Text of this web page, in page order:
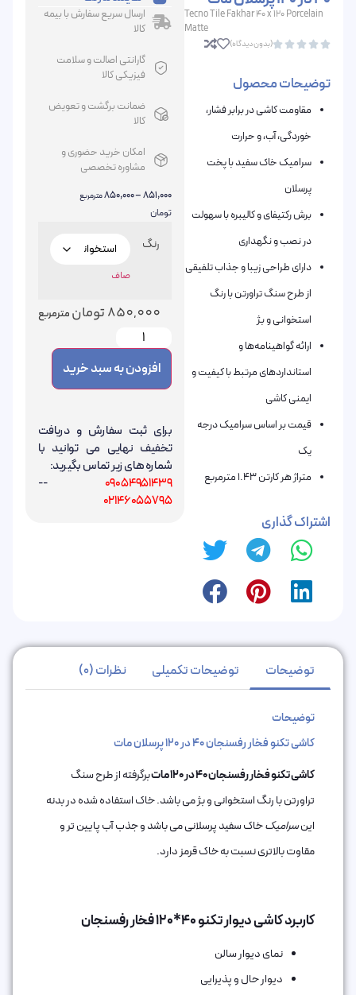
Tecno Tile Fakhar 40 x 120 Porcelain
Matte



 (بدون دیدگاه)
توضیحات محصول
مقاومت کاشی در برابر فشار،
خوردگی، آب، و حرارت
سرامیک خاک سفید با پخت
پرسلان
برش رکتیفای و کالیبره با سهولت
در نصب و نگهداری
دارای طراحی زیبا و جذاب تلفیقی
از طرح سنگ تراورتن با رنگ
استخوانی و بژ
ارائه گواهینامه‌ها و
استانداردهای مرتبط با کیفیت و
ایمنی کاشی
قیمت بر اساس سرامیک درجه
یک
متراژ هر کارتن 1.43 مترمربع
اشتراک گذاری
ارسال سریع سفارش با بیمه
کالا
گارانتی اصالت و سلامت
فیزیکی کالا
ضمانت برگشت و تعویض
کالا
امکان خرید حضوری و
مشاوره تخصصی
851,000
–
850,000مترمربع
تومان
رنگ
صاف
850,000تومان مترمربع
افزودن به سبد خرید
برای ثبت سفارش و دریافت
تخفیف نهایی می توانید با
شماره های زیر تماس بگیرید:
09054951439
--
02146055795
توضیحات توضیحات تکمیلی نظرات (0)
توضیحات
کاشی تکنو فخار رفسنجان 40 در 120 پرسلان مات
کاشی تکنو فخار رفسنجان 40 در 120 مات
برگرفته از طرح سنگ
تراورتن با رنگ استخوانی و بژ می باشد. خاک استفاده شده در بدنه
اینسرامیکخاک سفید پرسلانی می باشد و جذب آب پایین تر و
مقاوت بالاتری نسبت به خاک قرمز دارد.
کاربرد کاشی دیوار تکنو 40*120 فخار رفسنجان
نمای دیوار سالن
دیوار حال و پذیرایی